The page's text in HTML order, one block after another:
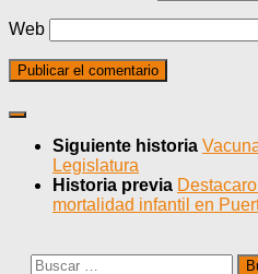
Web
Siguiente historia
Legislatura
Historia previa
mortalidad infantil en
Buscar: